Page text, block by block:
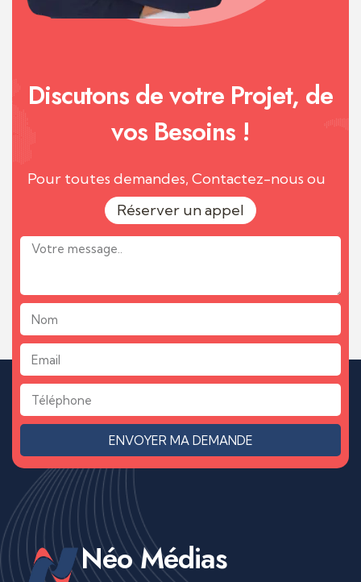
Discutons de votre Projet, de
vos Besoins !
Pour toutes demandes, Contactez-nous ou
Réserver un appel
ENVOYER MA DEMANDE
Néo Médias